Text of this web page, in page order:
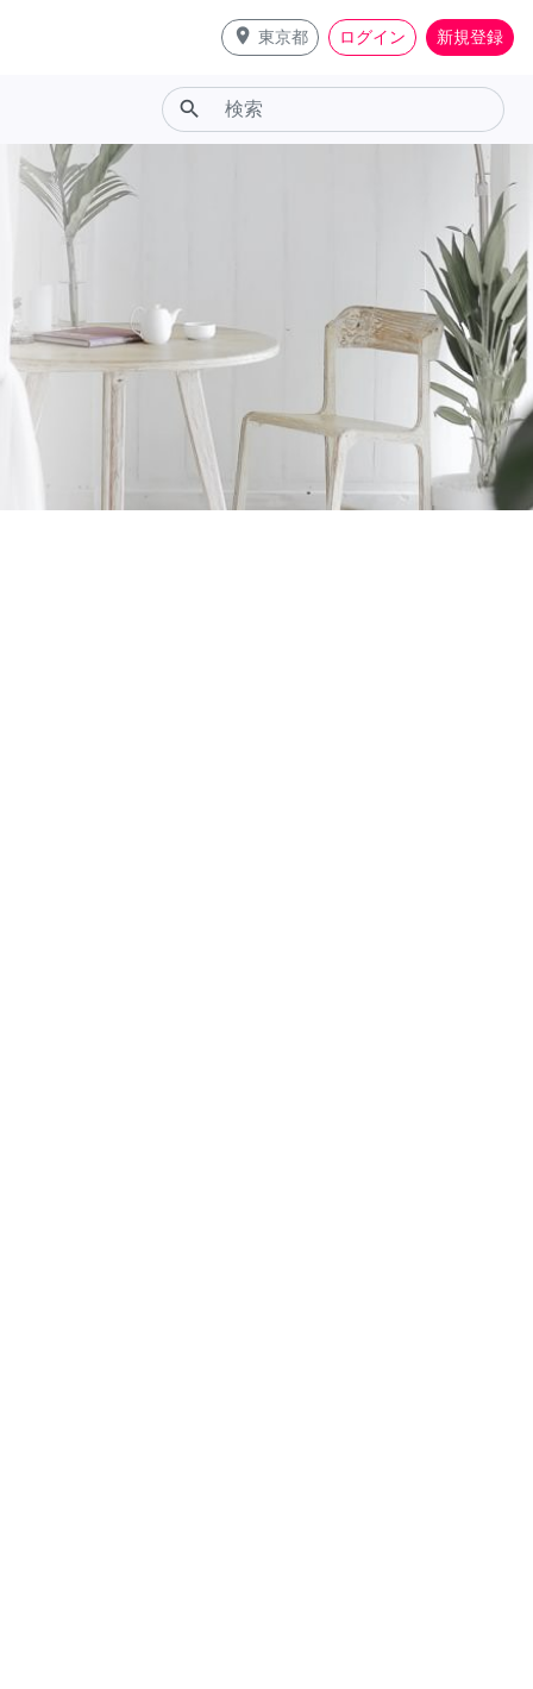
place 東京都 ログイン 新規登録
search